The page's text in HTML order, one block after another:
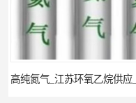
高纯氮气_江苏环氧乙烷供应_泳鑫气体